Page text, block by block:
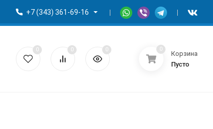
+7 (343) 361-69-16
0 0 0 0
Корзина
Пусто